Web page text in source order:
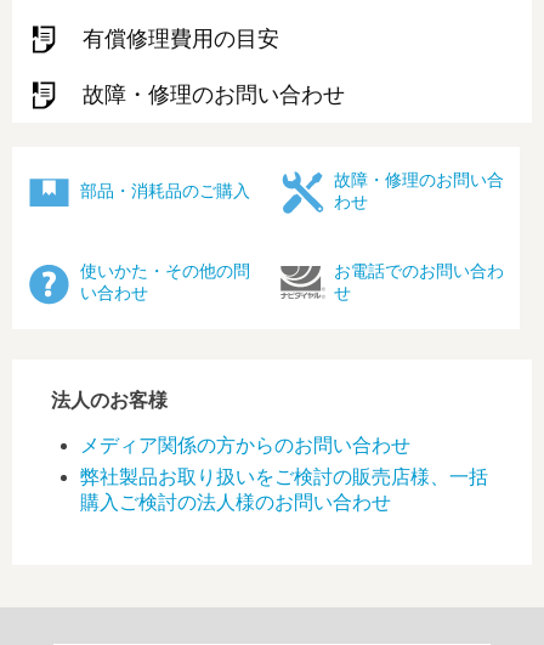
有償修理費用の目安
故障・修理のお問い合わせ
部品・消耗品のご購入
故障・修理のお問い合
わせ
使いかた・その他の問
い合わせ
お電話でのお問い合わ
せ
法人のお客様
メディア関係の方からのお問い合わせ
弊社製品お取り扱いをご検討の販売店様、一括
購入ご検討の法人様のお問い合わせ